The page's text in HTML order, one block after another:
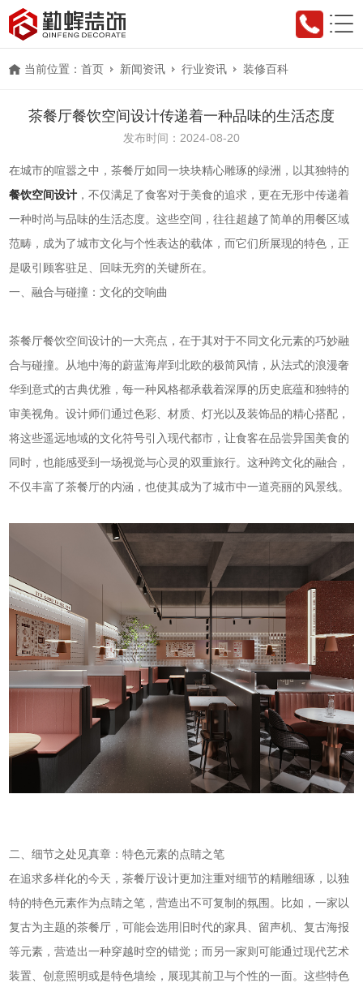
当前位置：首页 新闻资讯 行业资讯 装修百科
茶餐厅餐饮空间设计传递着一种品味的生活态度
发布时间：2024-08-20
在城市的喧嚣之中，茶餐厅如同一块块精心雕琢的绿洲，以其独特的
餐饮空间设计 ，不仅满足了食客对于美食的追求，更在无形中传递着
一种时尚与品味的生活态度。这些空间，往往超越了简单的用餐区域
范畴，成为了城市文化与个性表达的载体，而它们所展现的特色，正
是吸引顾客驻足、回味无穷的关键所在。
一、融合与碰撞：文化的交响曲
茶餐厅餐饮空间设计的一大亮点，在于其对于不同文化元素的巧妙融
合与碰撞。从地中海的蔚蓝海岸到北欧的极简风情，从法式的浪漫奢
华到意式的古典优雅，每一种风格都承载着深厚的历史底蕴和独特的
审美视角。设计师们通过色彩、材质、灯光以及装饰品的精心搭配，
将这些遥远地域的文化符号引入现代都市，让食客在品尝异国美食的
同时，也能感受到一场视觉与心灵的双重旅行。这种跨文化的融合，
不仅丰富了茶餐厅的内涵，也使其成为了城市中一道亮丽的风景线。
二、细节之处见真章：特色元素的点睛之笔
在追求多样化的今天，茶餐厅设计更加注重对细节的精雕细琢，以独
特的特色元素作为点睛之笔，营造出不可复制的氛围。比如，一家以
复古为主题的茶餐厅，可能会选用旧时代的家具、留声机、复古海报
等元素，营造出一种穿越时空的错觉；而另一家则可能通过现代艺术
装置、创意照明或是特色墙绘，展现其前卫与个性的一面。这些特色